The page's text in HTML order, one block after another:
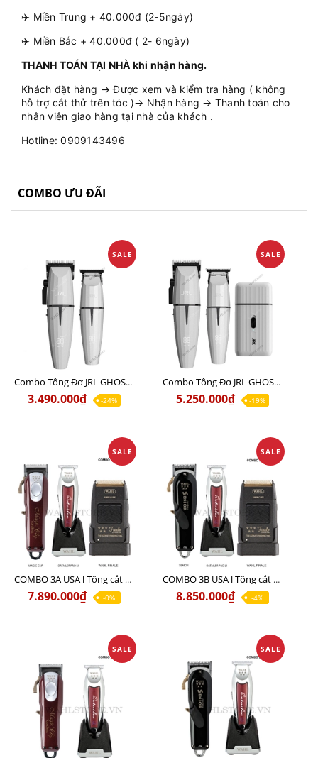
✈️ Miền Trung + 40.000đ (2-5ngày)
✈️ Miền Bắc + 40.000đ ( 2- 6ngày)
THANH TOÁN TẠI NHÀ khi nhận hàng.
Khách đặt hàng → Được xem và kiểm tra hàng ( không
hỗ trợ cắt thử trên tóc )→ Nhận hàng → Thanh toán cho
nhân viên giao hàng tại nhà của khách .
Hotline: 0909143496
COMBO ƯU ĐÃI
SALE
Combo Tông Đơ JRL GHOST 1 Limited Edition Chính Hãng USA
3.490.000₫ -24%
SALE
Combo Tông Đơ JRL GHOST 2 Limited Edition Chính Hãng USA
5.250.000₫ -19%
SALE
COMBO 3A USA l Tông cắt MAGIC + Tông viền DETAILER PRO LI + Cạo khô FINALE
7.890.000₫ -0%
SALE
COMBO 3B USA l Tông cắt SENIOR + Tông viền DETAILER PRO LI + Cạo khô FINALE
8.850.000₫ -4%
SALE SALE